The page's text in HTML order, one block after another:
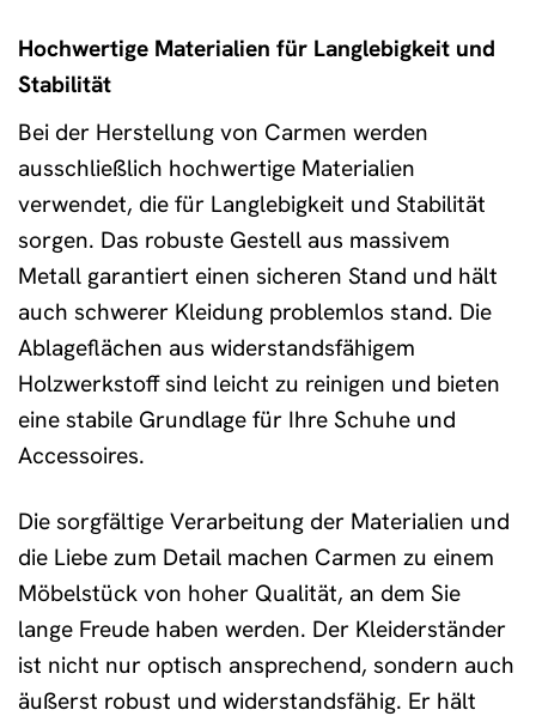
Hochwertige Materialien für Langlebigkeit und
Stabilität
Bei der Herstellung von Carmen werden
ausschließlich hochwertige Materialien
verwendet, die für Langlebigkeit und Stabilität
sorgen. Das robuste Gestell aus massivem
Metall garantiert einen sicheren Stand und hält
auch schwerer Kleidung problemlos stand. Die
Ablageflächen aus widerstandsfähigem
Holzwerkstoff sind leicht zu reinigen und bieten
eine stabile Grundlage für Ihre Schuhe und
Accessoires.
Die sorgfältige Verarbeitung der Materialien und
die Liebe zum Detail machen Carmen zu einem
Möbelstück von hoher Qualität, an dem Sie
lange Freude haben werden. Der Kleiderständer
ist nicht nur optisch ansprechend, sondern auch
äußerst robust und widerstandsfähig. Er hält